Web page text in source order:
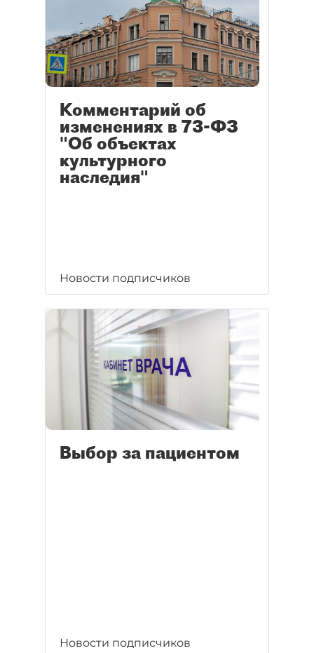
Комментарий об
изменениях в 73-ФЗ
"Об объектах
культурного
наследия"
Новости подписчиков
Выбор за пациентом
Новости подписчиков